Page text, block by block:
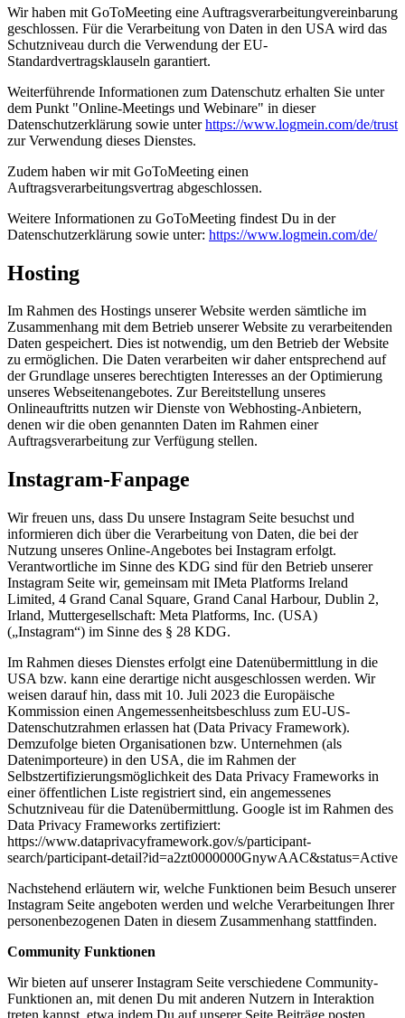
Wir haben mit GoToMeeting eine Auftragsverarbeitungvereinbarung
geschlossen. Für die Verarbeitung von Daten in den USA wird das
Schutzniveau durch die Verwendung der EU-
Standardvertragsklauseln garantiert.
Weiterführende Informationen zum Datenschutz erhalten Sie unter
dem Punkt "Online-Meetings und Webinare" in dieser
Datenschutzerklärung sowie unterhttps://www.logmein.com/de/trust
zur Verwendung dieses Dienstes.
Zudem haben wir mit GoToMeeting einen
Auftragsverarbeitungsvertrag abgeschlossen.
Weitere Informationen zu GoToMeeting findest Du in der
Datenschutzerklärung sowie unter: https://www.logmein.com/de/
Hosting
Im Rahmen des Hostings unserer Website werden sämtliche im
Zusammenhang mit dem Betrieb unserer Website zu verarbeitenden
Daten gespeichert. Dies ist notwendig, um den Betrieb der Website
zu ermöglichen. Die Daten verarbeiten wir daher entsprechend auf
der Grundlage unseres berechtigten Interesses an der Optimierung
unseres Webseitenangebotes. Zur Bereitstellung unseres
Onlineauftritts nutzen wir Dienste von Webhosting-Anbietern,
denen wir die oben genannten Daten im Rahmen einer
Auftragsverarbeitung zur Verfügung stellen.
Instagram-Fanpage
Wir freuen uns, dass Du unsere Instagram Seite besuchst und
informieren dich über die Verarbeitung von Daten, die bei der
Nutzung unseres Online-Angebotes bei Instagram erfolgt.
Verantwortliche im Sinne des KDG sind für den Betrieb unserer
Instagram Seite wir, gemeinsam mit IMeta Platforms Ireland
Limited, 4 Grand Canal Square, Grand Canal Harbour, Dublin 2,
Irland, Muttergesellschaft: Meta Platforms, Inc. (USA)
(„Instagram“) im Sinne des § 28 KDG.
Im Rahmen dieses Dienstes erfolgt eine Datenübermittlung in die
USA bzw. kann eine derartige nicht ausgeschlossen werden. Wir
weisen darauf hin, dass mit 10. Juli 2023 die Europäische
Kommission einen Angemessenheitsbeschluss zum EU-US-
Datenschutzrahmen erlassen hat (Data Privacy Framework).
Demzufolge bieten Organisationen bzw. Unternehmen (als
Datenimporteure) in den USA, die im Rahmen der
Selbstzertifizierungsmöglichkeit des Data Privacy Frameworks in
einer öffentlichen Liste registriert sind, ein angemessenes
Schutzniveau für die Datenübermittlung. Google ist im Rahmen des
Data Privacy Frameworks zertifiziert:
https://www.dataprivacyframework.gov/s/participant-
search/participant-detail?id=a2zt0000000GnywAAC&status=Active
Nachstehend erläutern wir, welche Funktionen beim Besuch unserer
Instagram Seite angeboten werden und welche Verarbeitungen Ihrer
personenbezogenen Daten in diesem Zusammenhang stattfinden.
Community Funktionen
Wir bieten auf unserer Instagram Seite verschiedene Community-
Funktionen an, mit denen Du mit anderen Nutzern in Interaktion